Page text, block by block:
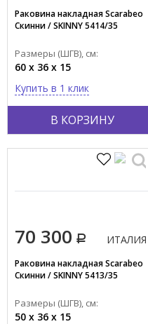
В КОРЗИНУ
Раковина накладная Scarabeo
Скинни / SKINNY 5414/35
Размеры (ШГВ), см:
60 x 36 x 15
Купить в 1 клик
70 300 ИТАЛИЯ
Раковина накладная Scarabeo
Скинни / SKINNY 5413/35
Размеры (ШГВ), см:
50 x 36 x 15